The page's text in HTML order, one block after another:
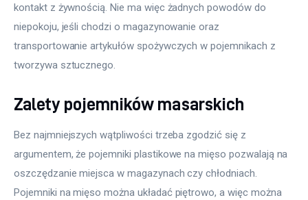
kontakt z żywnością. Nie ma więc żadnych powodów do
niepokoju, jeśli chodzi o magazynowanie oraz
transportowanie artykułów spożywczych w pojemnikach z
tworzywa sztucznego.
Zalety pojemników masarskich
Bez najmniejszych wątpliwości trzeba zgodzić się z
argumentem, że pojemniki plastikowe na mięso pozwalają na
oszczędzanie miejsca w magazynach czy chłodniach.
Pojemniki na mięso można układać piętrowo, a więc można